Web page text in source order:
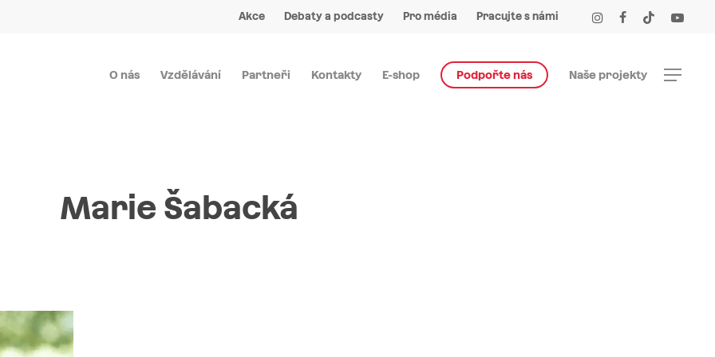
facebook youtube
instagramtiktok
Akce Debaty a podcasty Pro média Pracujte s námi
O nás Vzdělávání Partneři Kontakty E-shop Podpořte nás Naše projekty Menu
Marie Šabacká